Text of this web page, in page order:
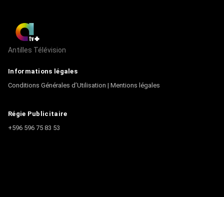
Antilles Télévision
Informations légales
Conditions Générales d’Utilisation | Mentions légales
Régie Publicitaire
+596 596 75 83 53